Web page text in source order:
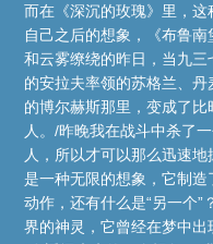
而在《深沉的玫瑰》里，
自己之后的想象，《布鲁
和云雾缭绕的昨日，当九
的安拉夫率领的苏格兰、
的博尔赫斯那里，变成了
人。/昨晚我在战斗中杀了
人，所以才可以那么迅速
是一种无限的想象，它制
动作，还有什么是“另一个
界的神灵，它曾经在梦中出